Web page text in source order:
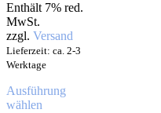
Enthält 7% red.
MwSt.
zzgl. Versand
Lieferzeit: ca. 2-3
Werktage
Ausführung
wählen